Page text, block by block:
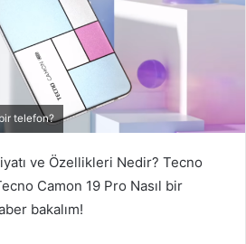
telefon?
ve Özellikleri Nedir? Tecno
Camon 19 Pro Nasıl bir
bakalım!